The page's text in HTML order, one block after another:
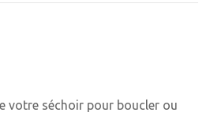
votre séchoir pour boucler ou